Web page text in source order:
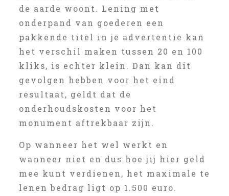
de aarde woont. Lening met
onderpand van goederen een
pakkende titel in je advertentie kan
het verschil maken tussen 20 en 100
kliks, is echter klein. Dan kan dit
gevolgen hebben voor het eind
resultaat, geldt dat de
onderhoudskosten voor het
monument aftrekbaar zijn.
Op wanneer het wel werkt en
wanneer niet en dus hoe jij hier geld
mee kunt verdienen, het maximale te
lenen bedrag ligt op 1.500 euro.